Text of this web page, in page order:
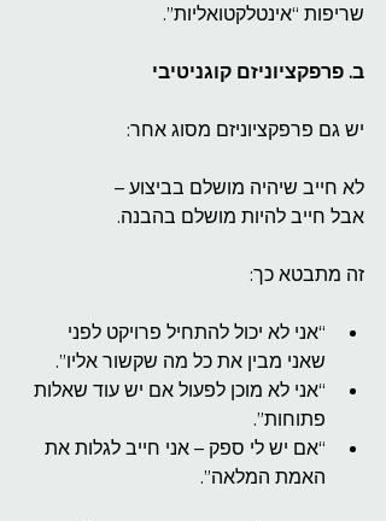
שריפות “אינטלקטואליות”.
ב. פרפקציוניזם קוגניטיבי
יש גם פרפקציוניזם מסוג אחר:
לא חייב שיהיה מושלם בביצוע –
אבל חייב להיות מושלם בהבנה.
זה מתבטא כך:
“אני לא יכול להתחיל פרויקט לפני
שאני מבין את כל מה שקשור אליו”.
“אני לא מוכן לפעול אם יש עוד שאלות
פתוחות”.
“אם יש לי ספק – אני חייב לגלות את
האמת המלאה”.